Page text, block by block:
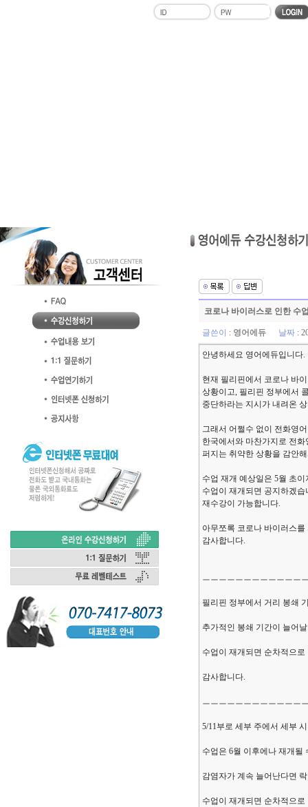
코로나 바이러스로 인한 수
글쓴이 : 영어에듀 날짜 :
안녕하세요 영어에듀입니다.
현재 필리핀에서 코로나 바
상황이고, 필리핀 정부에서
중단하라는 지시가 내려온
그래서 어쩔수 없이 전화영
한국에서와 마찬가지로 전
퍼지는 취약한 상황을 감안
수업 재개 예상일은 5월 초
수업이 재개되면 공지하겠
재수강이 가능합니다.
아무쪼록 코로나 바이러스
감사합니다.
ㅡㅡㅡㅡㅡㅡㅡㅡㅡㅡㅡㅡ
필리핀 정부에서 거리 봉쇄
추가적인 봉쇄 기간이 늘어
수업이 재개되면 순차적으
감사합니다.
ㅡㅡㅡㅡㅡㅡㅡㅡㅡㅡㅡㅡ
5/11부로 세부 주에서 세부
수업은 6월 이후에나 재개될
감염자가 계속 늘어난다면
수업이 재개되면 순차적으